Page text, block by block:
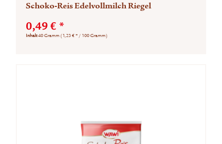
Schoko-Reis Edelvollmilch Riegel
0,49 € *
Inhalt40 Gramm(1,23 € * / 100 Gramm)